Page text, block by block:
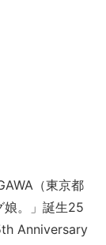
（東京都
娘。」誕生25
Anniversary